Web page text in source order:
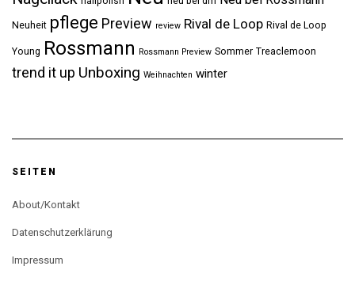
Neuheit pflege Preview review Rival de Loop Rival de Loop
Young Rossmann Rossmann Preview Sommer Treaclemoon
trend it up Unboxing Weihnachten winter
SEITEN
About/Kontakt
Datenschutzerklärung
Impressum